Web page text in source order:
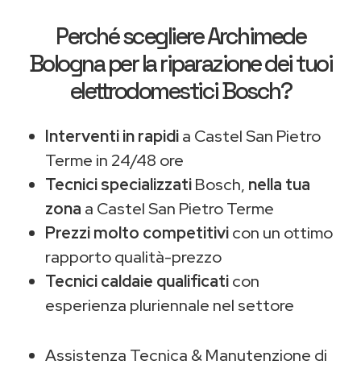
Perché scegliereArchimede
Bolognaper la riparazione dei tuoi
elettrodomestici Bosch?
Interventi in rapidia Castel San Pietro
Terme in 24/48 ore
Tecnici specializzatiBosch, nella tua
zona a Castel San Pietro Terme
Prezzi molto competitivicon un ottimo
rapporto qualità-prezzo
Tecnici caldaie qualificaticon
esperienza pluriennale nel settore
Assistenza Tecnica & Manutenzione di